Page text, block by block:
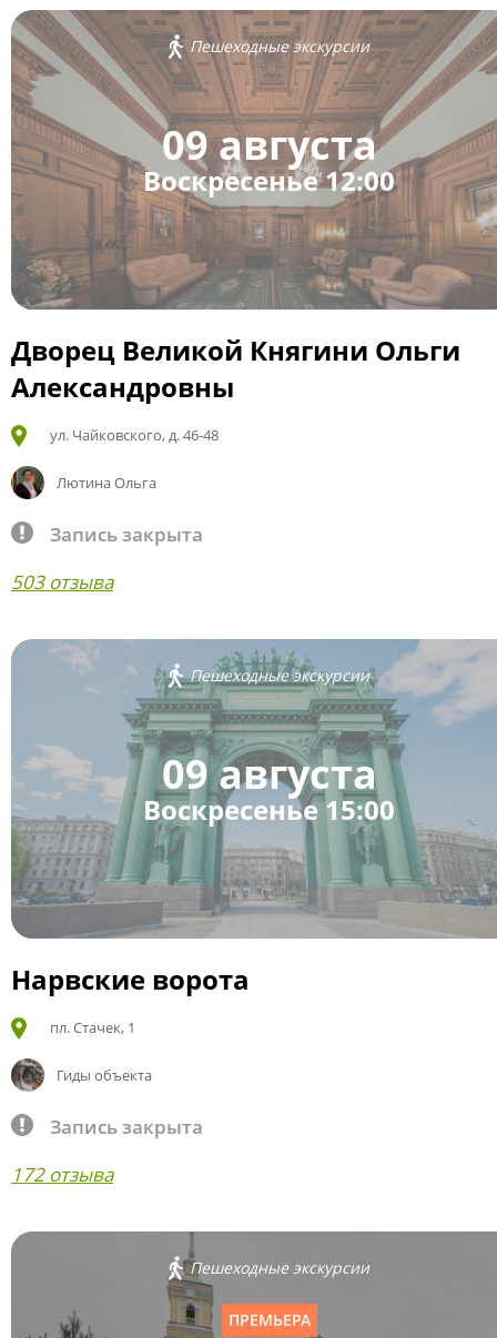
Пешеходные экскурсии
09 августа
Воскресенье 12:00
Дворец Великой Княгини Ольги
Александровны
ул. Чайковского, д. 46-48
Лютина Ольга
Запись закрыта
503 отзыва
Пешеходные экскурсии
09 августа
Воскресенье 15:00
Нарвские ворота
пл. Стачек, 1
Гиды объекта
Запись закрыта
172 отзыва
Пешеходные экскурсии
ПРЕМЬЕРА